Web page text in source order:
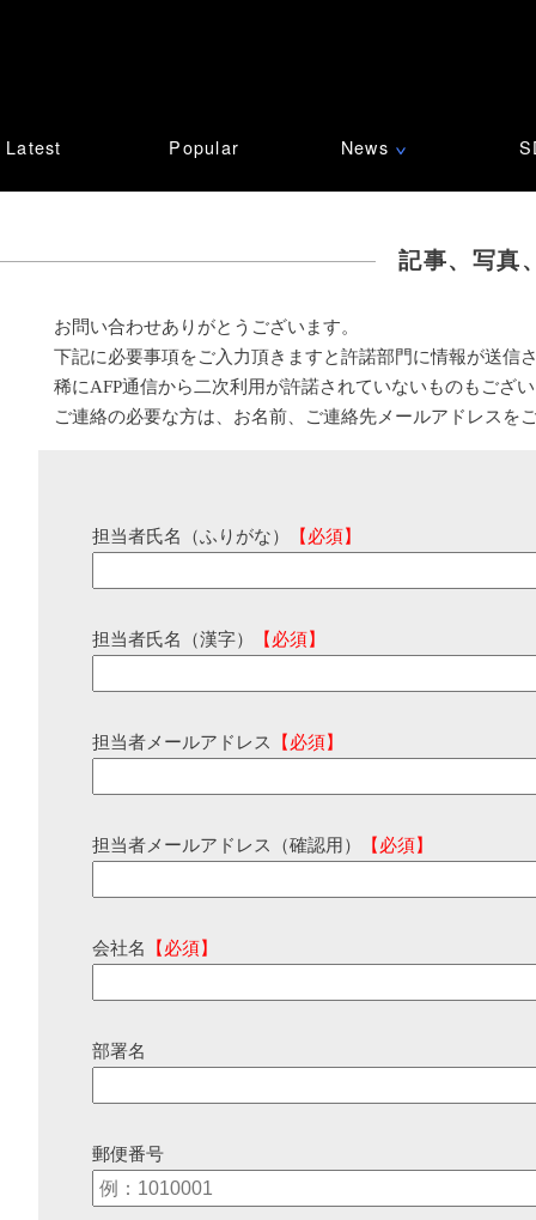
Latest Popular News ∨
記事、写真
お問い合わせありがとうございます。
下記に必要事項をご入力頂きますと許諾部門に情報が送信
稀にAFP通信から二次利用が許諾されていないものもござ
ご連絡の必要な方は、お名前、ご連絡先メールアドレスを
担当者氏名（ふりがな） 【必須】
担当者氏名（漢字） 【必須】
担当者メールアドレス 【必須】
担当者メールアドレス（確認用） 【必須】
会社名 【必須】
部署名
郵便番号